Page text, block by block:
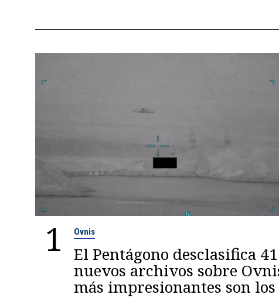
1 Ovnis
El Pentágono desclasifica 41
nuevos archivos sobre
más impresionantes son